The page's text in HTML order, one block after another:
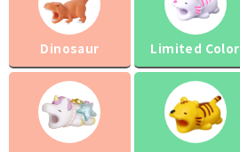
Dinosaur Limited Color